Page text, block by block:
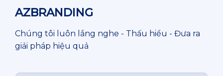
AZBRANDING
Chúng tôi luôn lắng nghe - Thấu hiểu - Đưa ra
giải pháp hiệu quả